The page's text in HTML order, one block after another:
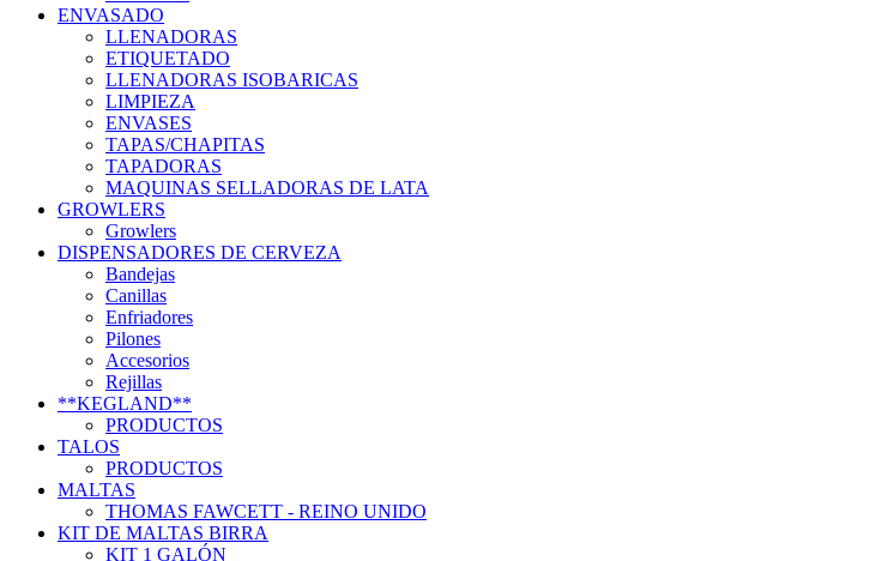
ENVASADO
LLENADORAS
ETIQUETADO
LLENADORAS ISOBARICAS
LIMPIEZA
ENVASES
TAPAS/CHAPITAS
TAPADORAS
MAQUINAS SELLADORAS DE LATA
GROWLERS
Growlers
DISPENSADORES DE CERVEZA
Bandejas
Canillas
Enfriadores
Pilones
Accesorios
Rejillas
**KEGLAND**
PRODUCTOS
TALOS
PRODUCTOS
MALTAS
THOMAS FAWCETT - REINO UNIDO
KIT DE MALTAS BIRRA
KIT 1 GALÓN